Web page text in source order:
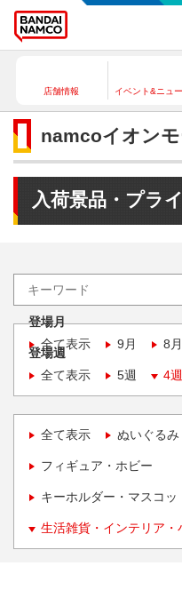
店舗情報 イベント&ニュ
namcoイオン
入荷景品・プラ
登場月
全て表示
9月 8月
登場週
全て表示
5週 4週
全て表示 ぬいぐる
フィギュア・ホビー
キーホルダー・マスコッ
生活雑貨・インテリア・